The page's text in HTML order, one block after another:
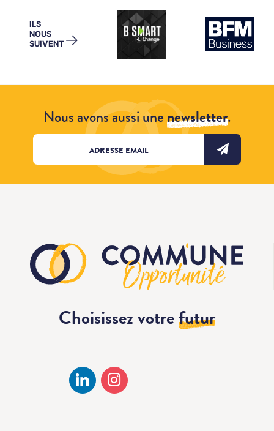
ILS
NOUS
SUIVENT →
Nous avons aussi unenewsletter.
Choisissez votrefutur